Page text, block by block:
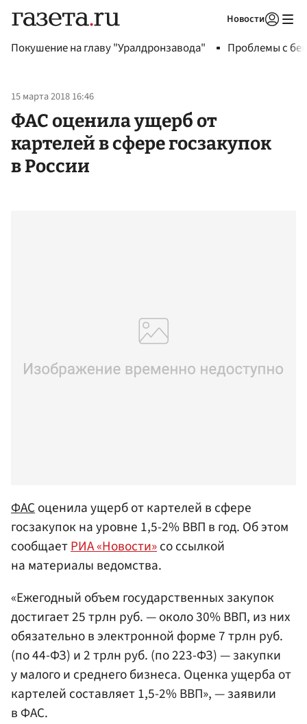
Новости
Покушение на главу "Уралдронзавода" Проблемы с
15 марта 2018 16:46
ФАС оценила ущерб от
картелей в сфере госзакупок
в России
ФАСоценила ущерб от картелей в сфере
госзакупок на уровне 1,5-2% ВВП в год. Об этом
сообщаетРИА «Новости»со ссылкой
на материалы ведомства.
«Ежегодный объем государственных закупок
достигает 25 трлн руб. — около 30% ВВП, из них
обязательно в электронной форме 7 трлн руб.
(по 44-ФЗ) и 2 трлн руб. (по 223-ФЗ) — закупки
у малого и среднего бизнеса. Оценка ущерба от
картелей составляет 1,5-2% ВВП», — заявили
в ФАС.